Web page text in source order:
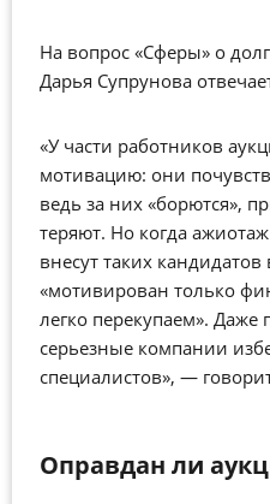
На вопрос «Сферы» о
Дарья Супрунова
«У части работников
мотивацию: они
ведь за них «борются»,
теряют. Но когда
внесут таких
«мотивирован только
легко перекупаем».
серьезные компании
специалистов», —
Оправдан ли